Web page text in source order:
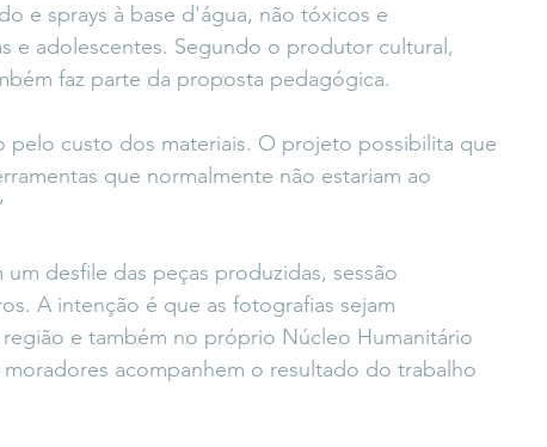
e sprays à base d'água, não tóxicos e
e adolescentes. Segundo o produtor cultural,
faz parte da proposta pedagógica.
pelo custo dos materiais. O projeto possibilita que
que normalmente não estariam ao
desfile das peças produzidas, sessão
A intenção é que as fotografias sejam
e também no próprio Núcleo Humanitário
acompanhem o resultado do trabalho